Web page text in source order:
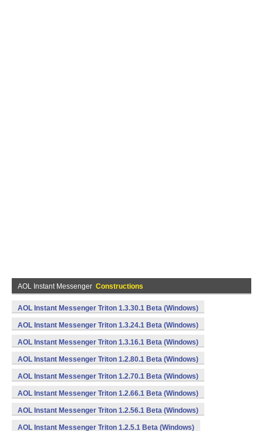
AOL Instant Messenger Constructions
AOL Instant Messenger Triton 1.3.30.1 Beta (Windows)
AOL Instant Messenger Triton 1.3.24.1 Beta (Windows)
AOL Instant Messenger Triton 1.3.16.1 Beta (Windows)
AOL Instant Messenger Triton 1.2.80.1 Beta (Windows)
AOL Instant Messenger Triton 1.2.70.1 Beta (Windows)
AOL Instant Messenger Triton 1.2.66.1 Beta (Windows)
AOL Instant Messenger Triton 1.2.56.1 Beta (Windows)
AOL Instant Messenger Triton 1.2.5.1 Beta (Windows)